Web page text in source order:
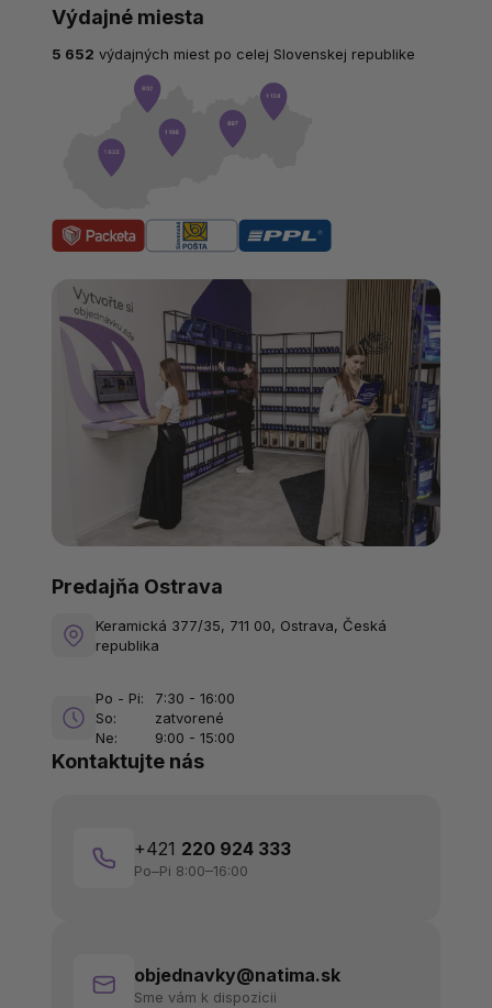
Kontaktujte nás
+421 220 924 333
Po–Pi 8:00–16:00
objednavky@natima.sk
Sme vám k dispozícii
Predajňa Ostrava
Keramická 377/35, 711 00, Ostrava, Česká
republika
Po - Pi:
7:30 - 16:00
So:
zatvorené
Ne:
9:00 - 15:00
Výdajné miesta
5 652 výdajných miest po celej Slovenskej republike